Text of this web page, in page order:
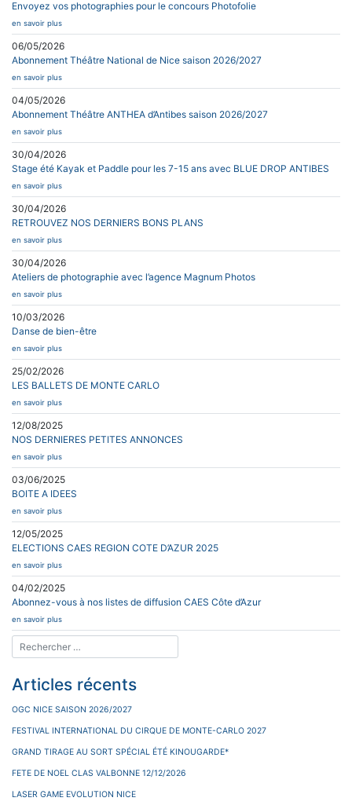
Envoyez vos photographies pour le concours Photofolie
en savoir plus
06/05/2026
Abonnement Théâtre National de Nice saison 2026/2027
en savoir plus
04/05/2026
Abonnement Théâtre ANTHEA d’Antibes saison 2026/2027
en savoir plus
30/04/2026
Stage été Kayak et Paddle pour les 7-15 ans avec BLUE DROP ANTIBES
en savoir plus
30/04/2026
RETROUVEZ NOS DERNIERS BONS PLANS
en savoir plus
30/04/2026
Ateliers de photographie avec l’agence Magnum Photos
en savoir plus
10/03/2026
Danse de bien-être
en savoir plus
25/02/2026
LES BALLETS DE MONTE CARLO
en savoir plus
12/08/2025
NOS DERNIERES PETITES ANNONCES
en savoir plus
03/06/2025
BOITE A IDEES
en savoir plus
12/05/2025
ELECTIONS CAES REGION COTE D’AZUR 2025
en savoir plus
04/02/2025
Abonnez-vous à nos listes de diffusion CAES Côte d’Azur
en savoir plus
Articles récents
OGC NICE SAISON 2026/2027
FESTIVAL INTERNATIONAL DU CIRQUE DE MONTE-CARLO 2027
GRAND TIRAGE AU SORT SPÉCIAL ÉTÉ KINOUGARDE*
FETE DE NOEL CLAS VALBONNE 12/12/2026
LASER GAME EVOLUTION NICE